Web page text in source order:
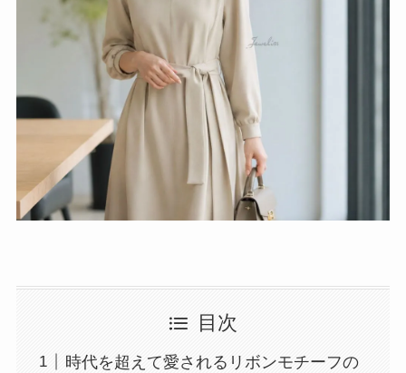
目次
時代を超えて愛されるリボンモチーフの